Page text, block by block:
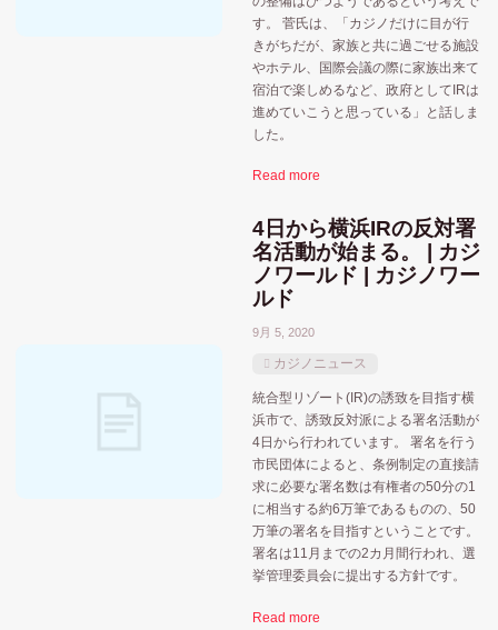
北海道 千葉市 和歌山
大阪市 大阪府 宮城県
政府 東京都
福岡県 苫小牧市
選挙 長崎 長崎県
す。 菅氏は、「カジノだけに目が行
きがちだが、家族と共に過ごせる施設
やホテル、国際会議の際に家族出来て
宿泊で楽しめるなど、政府としてIRは
進めていこうと思っている」と話しま
した。
Read more
4日から横浜IRの反対署
名活動が始まる。 | カジ
ノワールド | カジノワー
ルド
9月 5, 2020
カジノニュース
統合型リゾート(IR)の誘致を目指す横
浜市で、誘致反対派による署名活動が
4日から行われています。 署名を行う
市民団体によると、条例制定の直接請
求に必要な署名数は有権者の50分の1
に相当する約6万筆であるものの、50
万筆の署名を目指すということです。
署名は11月までの2カ月間行われ、選
挙管理委員会に提出する方針です。
Read more